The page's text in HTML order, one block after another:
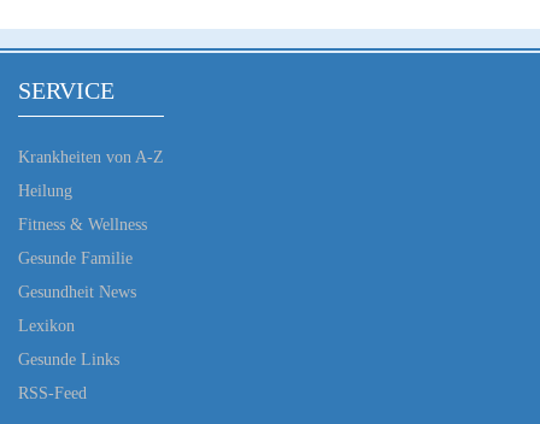
SERVICE
Krankheiten von A-Z
Heilung
Fitness & Wellness
Gesunde Familie
Gesundheit News
Lexikon
Gesunde Links
RSS-Feed